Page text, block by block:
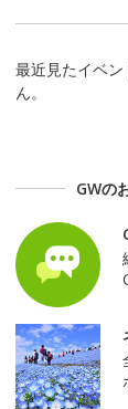
最近見たイベ
ん。
GWの